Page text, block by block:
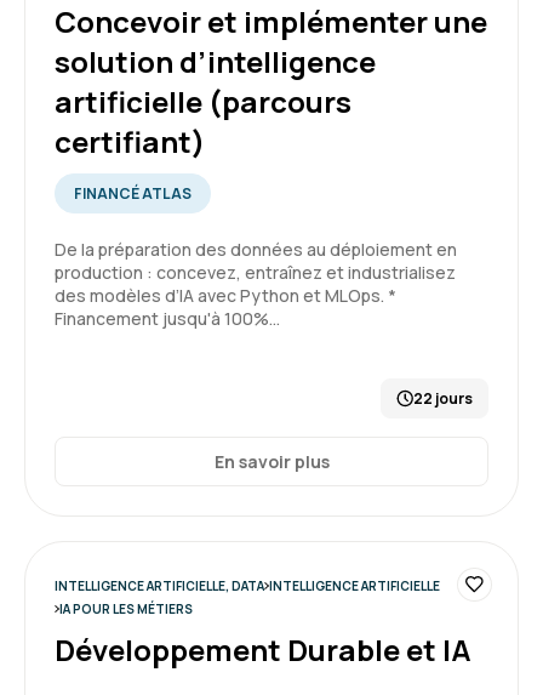
Concevoir et implémenter une
solution d’intelligence
artificielle (parcours
certifiant)
FINANCÉ ATLAS
De la préparation des données au déploiement en
production : concevez, entraînez et industrialisez
des modèles d’IA avec Python et MLOps. *
Financement jusqu'à 100%…
22 jours
En savoir plus
INTELLIGENCE ARTIFICIELLE, DATA INTELLIGENCE ARTIFICIELLE
IA POUR LES MÉTIERS
Développement Durable et IA